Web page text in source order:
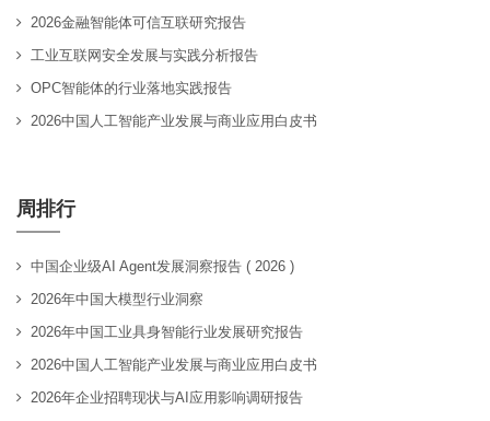
2026金融智能体可信互联研究报告
工业互联网安全发展与实践分析报告
OPC智能体的行业落地实践报告
2026中国人工智能产业发展与商业应用白皮书
周排行
中国企业级AI Agent发展洞察报告 ( 2026 )
2026年中国大模型行业洞察
2026年中国工业具身智能行业发展研究报告
2026中国人工智能产业发展与商业应用白皮书
2026年企业招聘现状与AI应用影响调研报告